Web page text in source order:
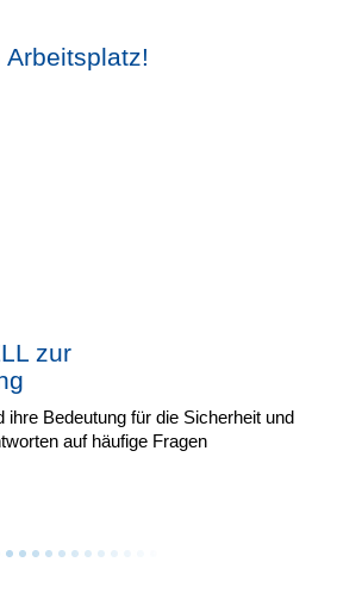
zur
ihre Bedeutung für die Sicherheit und
auf häufige Fragen